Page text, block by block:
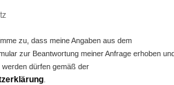
zu, dass meine Angaben aus dem
zur Beantwortung meiner Anfrage erhoben
werden dürfen gemäß der
.